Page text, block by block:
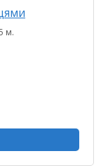
м.